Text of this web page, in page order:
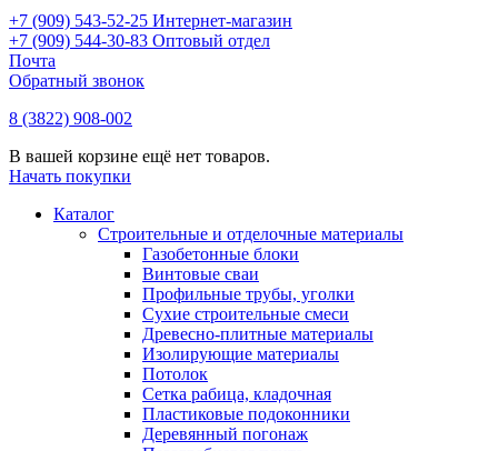
+7 (909) 543-52-25 Интернет-магазин
+7 (909) 544-30-83 Оптовый отдел
Почта
Обратный звонок
8 (3822) 908-002
В вашей корзине ещё нет товаров.
Начать покупки
Каталог
Строительные и отделочные материалы
Газобетонные блоки
Винтовые сваи
Профильные трубы, уголки
Сухие строительные смеси
Древесно-плитные материалы
Изолирующие материалы
Потолок
Сетка рабица, кладочная
Пластиковые подоконники
Деревянный погонаж